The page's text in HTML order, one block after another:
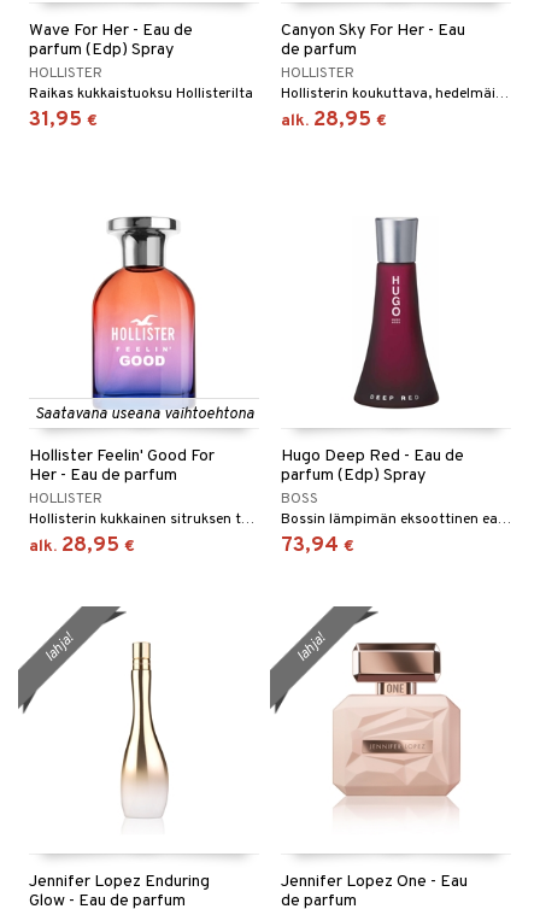
Wave For Her - Eau de
parfum (Edp) Spray
HOLLISTER
Raikas kukkaistuoksu Hollisterilta
31,95 €
Canyon Sky For Her - Eau
de parfum
HOLLISTER
Hollisterin koukuttava, hedelmäisen kukkainen eau de parfum
alk. 28,95 €
Saatavana useana vaihtoehtona
Hollister Feelin' Good For
Her - Eau de parfum
HOLLISTER
Hollisterin kukkainen sitruksen tuoksuinen eau de parfum
alk. 28,95 €
Hugo Deep Red - Eau de
parfum (Edp) Spray
BOSS
Bossin lämpimän eksoottinen eau de parfum
73,94 €
Jennifer Lopez Enduring
Glow - Eau de parfum
lahja!
Jennifer Lopez One - Eau
de parfum
lahja!